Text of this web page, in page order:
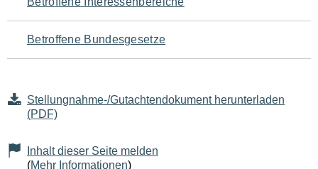
den
Seiteninhalt
Betroffene Bundesgesetze
Stellungnahme-/Gutachtendokument herunterladen
(PDF)
Inhalt dieser Seite melden
(Mehr Informationen)